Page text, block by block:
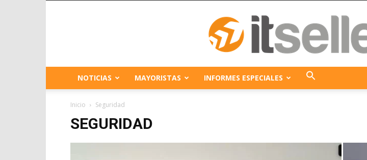
ITseller
NOTICIAS MAYORISTAS INFORMES ESPECIALES
Inicio Seguridad
SEGURIDAD